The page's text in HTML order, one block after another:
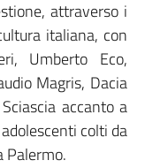
attraverso i
italiana, con
Umberto Eco,
Magris, Dacia
accanto a
colti da
Palermo.